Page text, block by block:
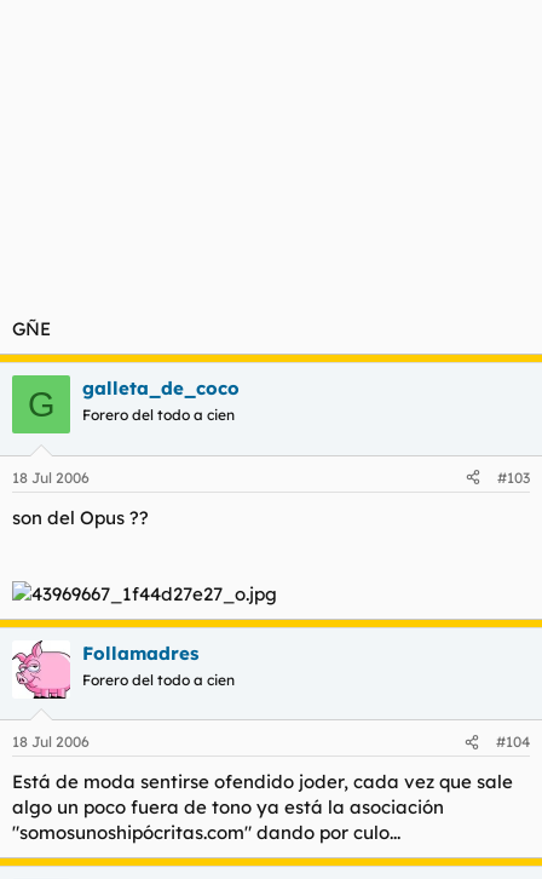
GÑE
G galleta_de_coco
Forero del todo a cien
18 Jul 2006 #103
son del Opus ??
Follamadres
Forero del todo a cien
18 Jul 2006 #104
Está de moda sentirse ofendido joder, cada vez que sale
algo un poco fuera de tono ya está la asociación
"somosunoshipócritas.com" dando por culo...